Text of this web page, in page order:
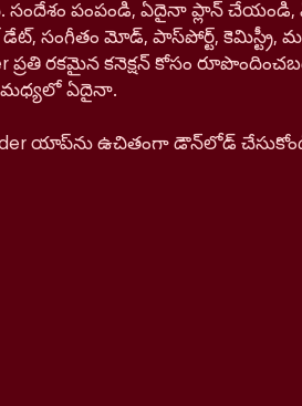
సందేశం పంపండి, ఏదైనా ప్లాన్
డేట్, సంగీతం మోడ్, పాస్‌పోర్ట్, కెమిస్ట్రీ,
రకమైన కనెక్షన్ కోసం
మధ్యలో ఏదైనా.
యాప్‌ను ఉచితంగా డౌన్‌లోడ్